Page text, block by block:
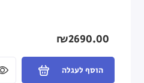
₪2690.00
הוסף לעגלה